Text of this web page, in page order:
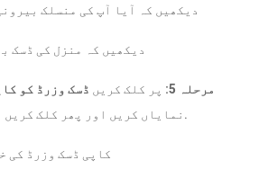
دیکھیں کہ آیا آپ کی منسلک
مرحلہ 5: پر کلک کریں ڈسک وزرڈ کو
نمایاں کریں اور پھر کلک کریں اگلی ونڈو پر بٹن.